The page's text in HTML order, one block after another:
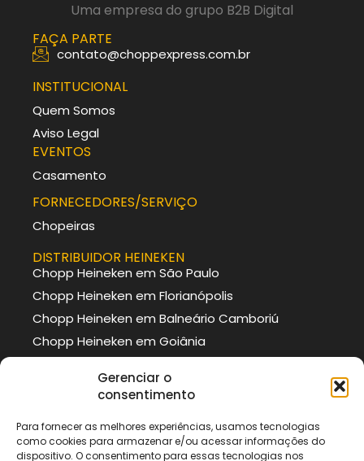
Gerenciar o
consentimento
Para fornecer as melhores experiências, usamos tecnologias
como cookies para armazenar e/ou acessar informações do
dispositivo. O consentimento para essas tecnologias nos
Uma empresa do grupo B2B Digital
FAÇA PARTE
contato@choppexpress.com.br
INSTITUCIONAL
Quem Somos
Aviso Legal
EVENTOS
Casamento
FORNECEDORES/SERVIÇO
Chopeiras
DISTRIBUIDOR HEINEKEN
Chopp Heineken em São Paulo
Chopp Heineken em Florianópolis
Chopp Heineken em Balneário Camboriú
Chopp Heineken em Goiânia
DISTRIBUIDOR BRAHMA
Chopp Brahma em Curitiba
Chopp Brahma em Itajaí
Chopp Brahma em São Paulo